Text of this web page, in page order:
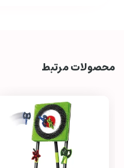
محصولات مرتبط